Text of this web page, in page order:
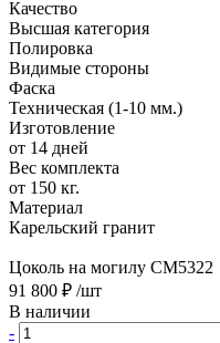
Качество
Высшая категория
Полировка
Видимые стороны
Фаска
Техническая (1-10 мм.)
Изготовление
от 14 дней
Вес комплекта
от 150 кг.
Материал
Карельский гранит
Цоколь на могилу CM5322
91 800 ₽ /шт
В наличии
-